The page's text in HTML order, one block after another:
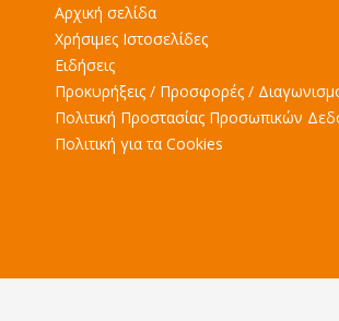
Αρχική σελίδα
Χρήσιμες Ιστοσελίδες
Ειδήσεις
Προκυρήξεις / Προσφορές /
Πολιτική Προστασίας Προσωπικών
Πολιτική για τα Cookies